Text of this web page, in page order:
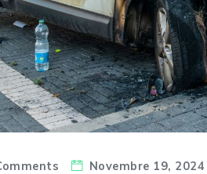
Novembre 19, 2024